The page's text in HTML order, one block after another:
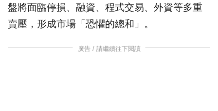
盤將面臨停損、 融資、程式交易、外資等多重
賣壓，形成市場「恐懼的總和」。
廣告 / 請繼續往下閱讀